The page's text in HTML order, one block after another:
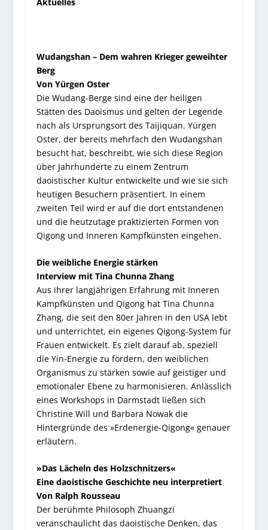
Wudangshan – Dem wahren Krieger geweihter
Berg
Von Yürgen Oster
Die Wudang-Berge sind eine der heiligen
Stätten des Daoismus und gelten der Legende
nach als Ursprungsort des Taijiquan. Yürgen
Oster, der bereits mehrfach den Wudangshan
besucht hat, beschreibt, wie sich diese Region
über Jahrhunderte zu einem Zentrum
daoistischer Kultur entwickelte und wie sie sich
heutigen Besuchern präsentiert. In einem
zweiten Teil wird er auf die dort entstandenen
und die heutzutage praktizierten Formen von
Qigong und Inneren Kampfkünsten eingehen.
Die weibliche Energie stärken
Interview mit Tina Chunna Zhang
Aus ihrer langjährigen Erfahrung mit Inneren
Kampfkünsten und Qigong hat Tina Chunna
Zhang, die seit den 80er Jahren in den USA lebt
und unterrichtet, ein eigenes Qigong-System für
Frauen entwickelt. Es zielt darauf ab, speziell
die Yin-Energie zu fördern, den weiblichen
Organismus zu stärken sowie auf geistiger und
emotionaler Ebene zu harmonisieren. Anlässlich
eines Workshops in Darmstadt ließen sich
Christine Will und Barbara Nowak die
Hintergründe des »Erdenergie-Qigong« genauer
erläutern.
»Das Lächeln des Holzschnitzers«
Eine daoistische Geschichte neu interpretiert
Von Ralph Rousseau
Der berühmte Philosoph Zhuangzi
veranschaulicht das daoistische Denken, das